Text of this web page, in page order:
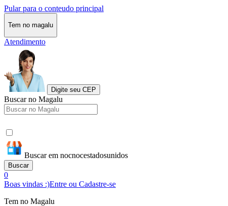
Pular para o conteudo principal
Tem no magalu
Atendimento
Digite seu CEP
Buscar no Magalu
Buscar em nocnocestadosunidos
Buscar
0
Boas vindas :)Entre ou Cadastre-se
Tem no Magalu